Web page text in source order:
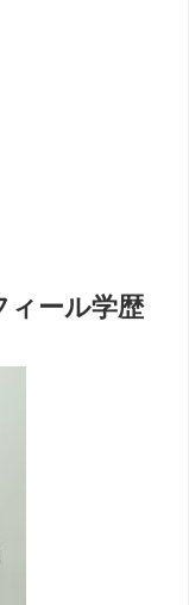
ィール学歴